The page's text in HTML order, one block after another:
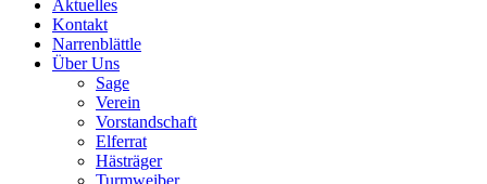
Aktuelles
Kontakt
Narrenblättle
Über Uns
Sage
Verein
Vorstandschaft
Elferrat
Hästräger